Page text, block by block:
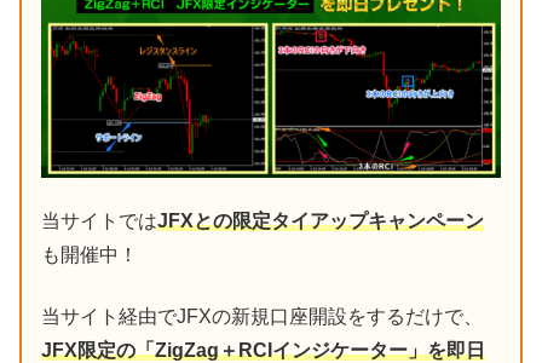
当サイトではJFXとの限定タイアップキャンペーン
も開催中！
当サイト経由でJFXの新規口座開設をするだけで、
JFX限定の「ZigZag＋RCIインジケーター」を即日